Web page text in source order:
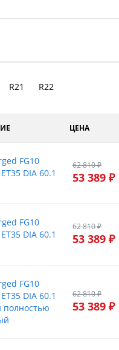
R21 R22
ЦЕНА
FG10
DIA 60.1
62 810 ₽
53 389 ₽
FG10
DIA 60.1
62 810 ₽
53 389 ₽
FG10
DIA 60.1
полностью
62 810 ₽
53 389 ₽